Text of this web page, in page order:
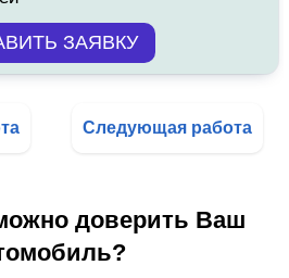
Следующая работа
доверить Ваш